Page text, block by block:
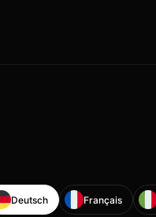
Deutsch Français